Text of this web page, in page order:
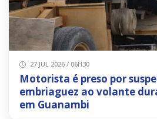
27 JUL 2026 / 06H30
Motorista é preso por
embriaguez ao volante
em Guanambi